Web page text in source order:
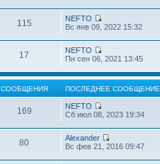
115
NEFTO
Вс янв 09, 2022 15:32
17
NEFTO
Пн сен 06, 2021 13:45
СООБЩЕНИЯ ПОСЛЕДНЕЕ СООБЩЕНИЕ
169
NEFTO
Сб июл 08, 2023 19:34
80
Alexander
Вс фев 21, 2016 09:47